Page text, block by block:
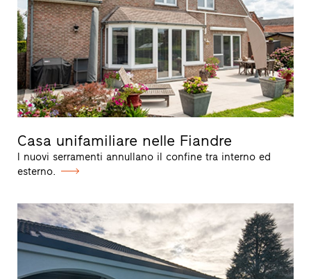
Casa unifamiliare nelle Fiandre
I nuovi serramenti annullano il confine tra interno ed
esterno.